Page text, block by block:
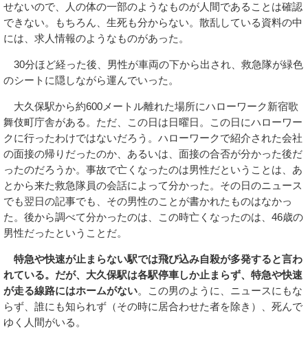
せないので、人の体の一部のようなものが人間であることは確認
できない。もちろん、生死も分からない。散乱している資料の中
には、求人情報のようなものがあった。
30分ほど経った後、男性が車両の下から出され、救急隊が緑色
のシートに隠しながら運んでいった。
大久保駅から約600メートル離れた場所にハローワーク新宿歌
舞伎町庁舎がある。ただ、この日は日曜日。この日にハローワー
クに行ったわけではないだろう。ハローワークで紹介された会社
の面接の帰りだったのか、あるいは、面接の合否が分かった後だ
ったのだろうか。事故で亡くなったのは男性だということは、あ
とから来た救急隊員の会話によって分かった。その日のニュース
でも翌日の記事でも、その男性のことが書かれたものはなかっ
た。後から調べて分かったのは、この時亡くなったのは、46歳の
男性だったということだ。
特急や快速が止まらない駅では飛び込み自殺が多発すると言わ
れている。だが、大久保駅は各駅停車しか止まらず、特急や快速
が走る線路にはホームがない。この男のように、ニュースにもな
らず、誰にも知られず（その時に居合わせた者を除き）、死んで
ゆく人間がいる。